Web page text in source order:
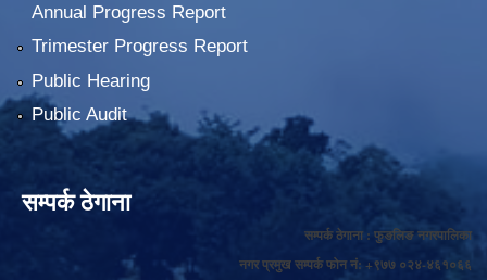
Annual Progress Report
Trimester Progress Report
Public Hearing
Public Audit
सम्पर्क ठेगाना
सम्पर्क ठेगाना : फुङलिङ नगरपालिका
नगर प्रमुख सम्पर्क फोन नं: +९७७ ०२४-४६१०६६